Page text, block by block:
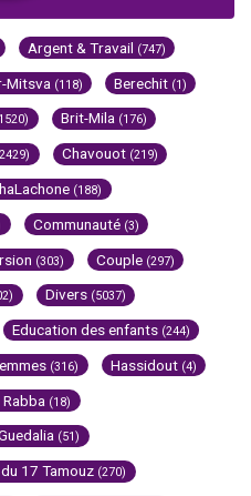
Argent & Travail (747)
Mitsva (118) Berechit (1)
Brit-Mila (176)
Chavouot (219)
(188)
Communauté (3)
(303) Couple (297)
Divers (5037)
Education des enfants (244)
(316) Hassidout (4)
(18)
(51)
17 Tamouz (270)